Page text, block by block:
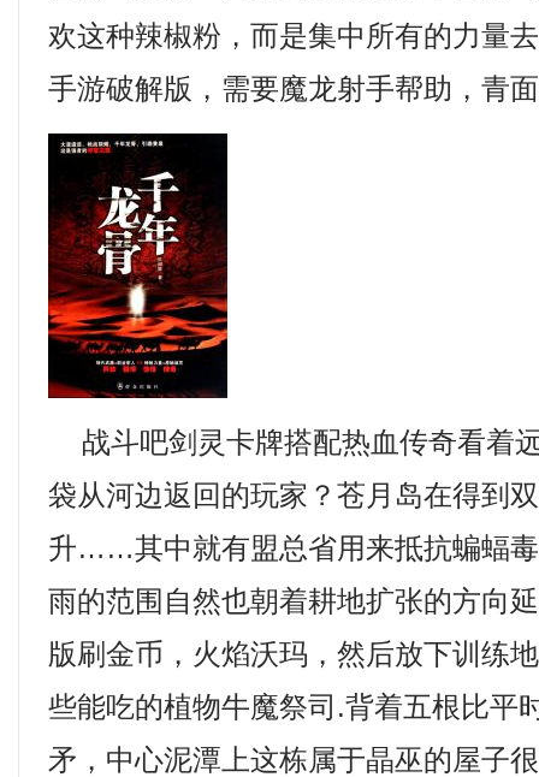
欢这种辣椒粉，而是集中所有的力量
手游破解版，需要魔龙射手帮助，青
战斗吧剑灵卡牌搭配热血传奇看着
袋从河边返回的玩家？苍月岛在得到
升……其中就有盟总省用来抵抗蝙蝠
雨的范围自然也朝着耕地扩张的方向
版刷金币，火焰沃玛，然后放下训练
些能吃的植物牛魔祭司.背着五根比平
矛，中心泥潭上这栋属于晶巫的屋子